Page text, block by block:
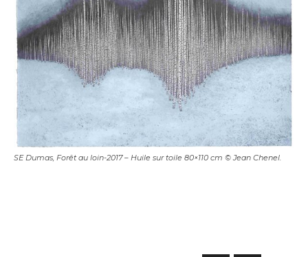
SE Dumas, Forêt au loin-2017 – Huile sur toile 80×110 cm © Jean Chenel.